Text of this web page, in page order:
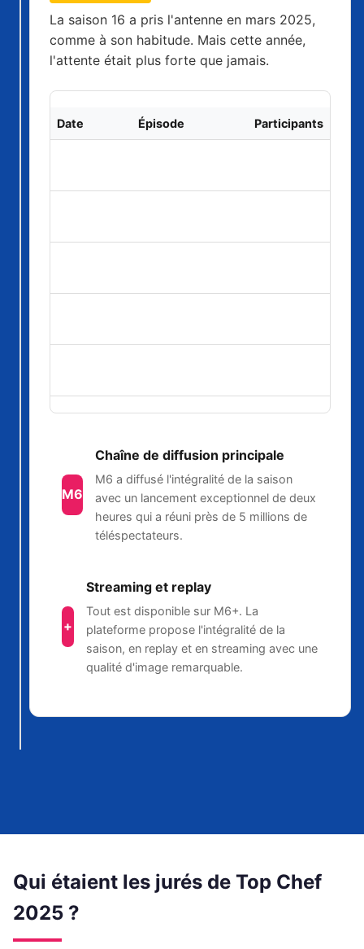
La saison 16 a pris l'antenne en mars 2025,
comme à son habitude. Mais cette année,
l'attente était plus forte que jamais.
Date Épisode Participants
M6
Chaîne de diffusion principale
M6 a diffusé l'intégralité de la saison
avec un lancement exceptionnel de deux
heures qui a réuni près de 5 millions de
téléspectateurs.
+
Streaming et replay
Tout est disponible sur M6+. La
plateforme propose l'intégralité de la
saison, en replay et en streaming avec une
qualité d'image remarquable.
Qui étaient les jurés de Top Chef
2025 ?